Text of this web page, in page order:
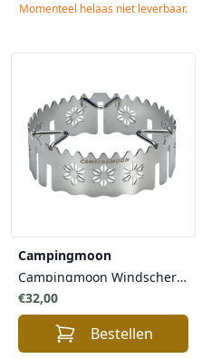
Momenteel helaas niet leverbaar.
Campingmoon
Campingmoon Windscherm Roestvrij Staal voor Kooktoestellen gasbranders - ideaal voor Buitenliefhebbers
€32,00
Bestellen